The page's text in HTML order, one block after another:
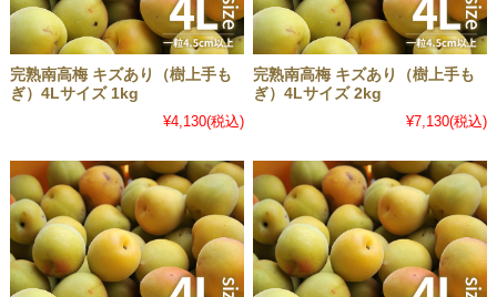
完熟南高梅 キズあり（樹上手も
ぎ）4Lサイズ 1kg
¥4,130(税込)
完熟南高梅 キズあり（樹上手も
ぎ）4Lサイズ 2kg
¥7,130(税込)